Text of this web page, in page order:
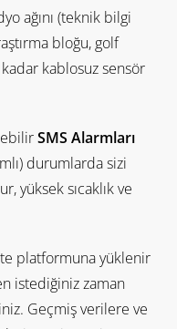
ağını (teknik bilgi
bloğu, golf
kablosuz sensör
SMS Alarmları
durumlarda sizi
yüksek sıcaklık ve
platformuna yüklenir
istediğiniz zaman
Geçmiş verilere ve